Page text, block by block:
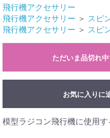
飛行機アクセサリー
飛行機アクセサリー ＞ スピ
飛行機アクセサリー ＞ スピ
ただいま品切れ中
お気に入りに
模型ラジコン飛行機に使用す